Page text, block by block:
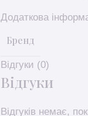
Додаткова
Бренд
Відгуки (0)
Відгуки
Відгуків немає,